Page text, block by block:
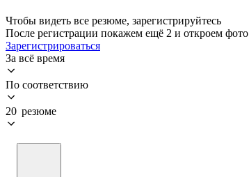
Чтобы видеть все резюме, зарегистрируйтесь
После регистрации покажем ещё 2 и откроем фото
Зарегистрироваться
За всё время
По соответствию
20 резюме